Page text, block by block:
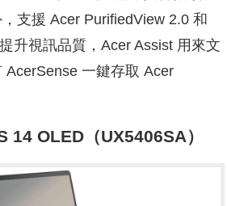
支援 Acer PurifiedView 2.0 和
升視訊品質，Acer Assist 用來文
AcerSense 一鍵存取 Acer
OLED（UX5406SA）